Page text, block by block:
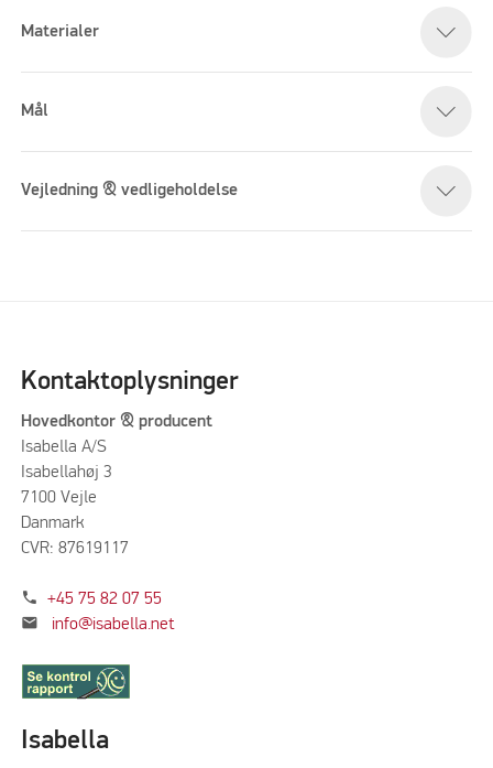
Materialer
Mål
Vejledning & vedligeholdelse
Kontaktoplysninger
Hovedkontor & producent
Isabella A/S
Isabellahøj 3
7100 Vejle
Danmark
CVR: 87619117
phone +45 75 82 07 55
mail info@isabella.net
Isabella